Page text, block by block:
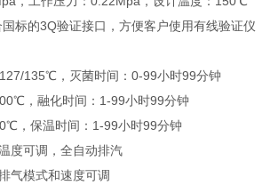
标的3Q验证接口，方便客户使用有线验证仪
135℃，灭菌时间：0-99小时99分钟
，融化时间：1-99小时99分钟
，保温时间：1-99小时99分钟
度可调，全自动排汽
气模式和速度可调